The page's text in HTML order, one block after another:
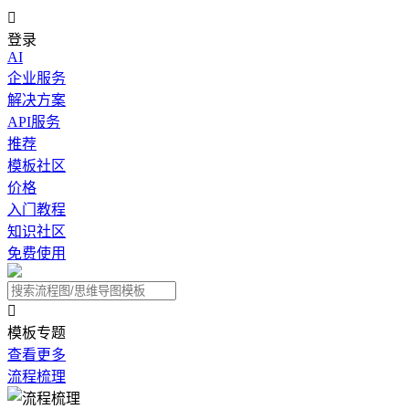

登录
AI
企业服务
解决方案
API服务
推荐
模板社区
价格
入门教程
知识社区
免费使用

模板专题
查看更多
流程梳理